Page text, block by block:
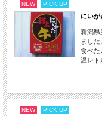
NEW PICK UP
にい
新潟
ました
食べた
温レト
NEW PICK UP